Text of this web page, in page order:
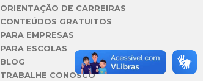
ORIENTAÇÃO DE CARREIRAS
CONTEÚDOS GRATUITOS
PARA EMPRESAS
PARA ESCOLAS
BLOG
TRABALHE CONOSCO